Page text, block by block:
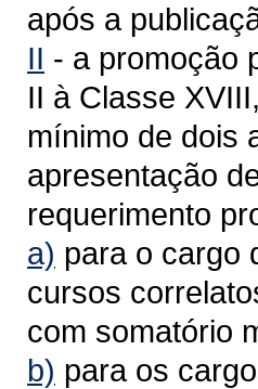
após a
II - a promoção
II à Classe
mínimo de dois
apresentação
requerimento
a) para o cargo
cursos
com somatório
b) para os